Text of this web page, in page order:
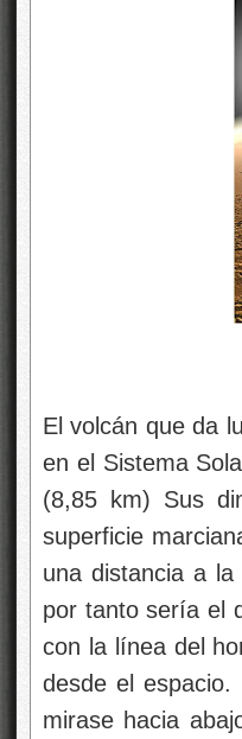
El volcán que da
en el Sistema
(8,85 km) Sus
superficie
una distancia a
por tanto sería el
con la línea del
desde el
mirase hacia